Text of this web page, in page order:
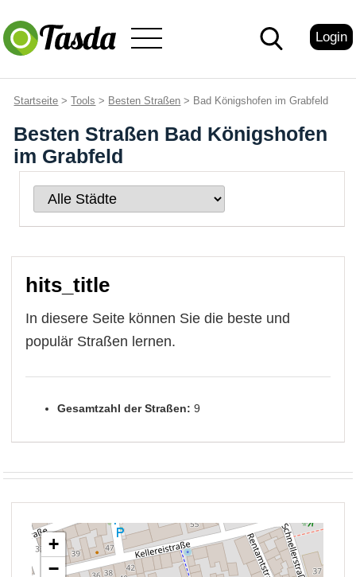
Login
Startseite >Tools > Besten Straßen > Bad Königshofen im Grabfeld
Besten Straßen Bad Königshofen
im Grabfeld
hits_title
In diesere Seite können Sie die beste und
populär Straßen lernen.
Gesamtzahl der Straßen: 9